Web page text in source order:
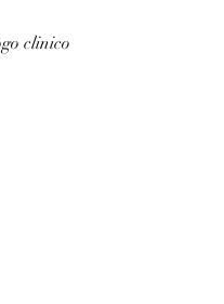
clinico